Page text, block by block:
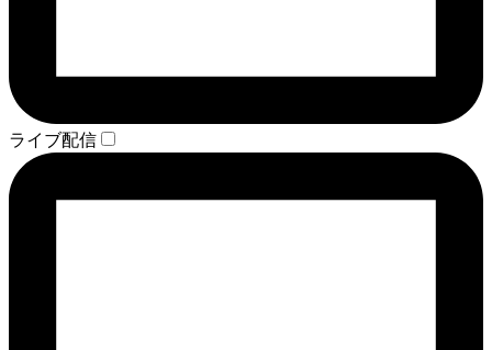
ライブ配信